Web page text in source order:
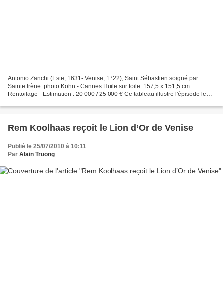
Antonio Zanchi (Este, 1631- Venise, 1722), Saint Sébastien soigné par
Sainte Irène. photo Kohn - Cannes Huile sur toile. 157,5 x 151,5 cm.
Rentoilage - Estimation : 20 000 / 25 000 € Ce tableau illustre l'épisode le
Rem Koolhaas reçoit le Lion d’Or de Venise
Publié le 25/07/2010 à 10:11
Par Alain Truong